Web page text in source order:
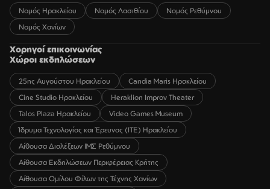
Νομός Ηρακλείου Νομός Λασιθίου
Νομός Ρεθύμνου
Νομός Χανίων
Χορηγοί επικοινωνίας
Χώροι εκδηλώσεων
25ης Αυγούστου Ηρακλείου
Candia Maris Ηρακλείου
Cine Studio Ηρακλείου
Heraklion Improv Theater
Talos Plaza Ηρακλείου
Video Games Museum
Ίδρυμα Τεχνολογίας και Έρευνας (ΙΤΕ) Ηρακλείου
Αίθουσα Διαλέξεων ΙΜΣ Ρεθύμνου
Αίθουσα Εκδηλώσεων Περιφέρειας Κρήτης
Αίθουσα Ομίλου Φίλων της Τέχνης Χανίων